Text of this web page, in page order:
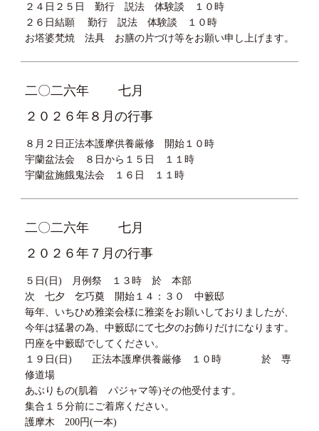
２４日２５日 勤行 説法 体験談 １０時
２６日結願 勤行 説法 体験談 １０時
お塔婆梵焼 法具 お膳の片づけ等をお願い申し上げます。
二〇二六年
七月
２０２６年８月の行事
８月２日正法本護摩供養厳修 開始１０時
宇蘭盆法会 ８日から１５日 １１時
宇蘭盆施餓鬼法会 １６日 １１時
二〇二六年
七月
２０２６年７月の行事
５日(日) 月例祭 １３時 於 本部
次 七夕 乞巧奠 開始１４：３０ 中籔邸
毎年、いちひめ雅楽会様に雅楽をお願いしておりましたが、
今年は猛暑の為、中籔邸にて七夕のお飾りだけになります。
円座を中籔邸でしてください。
１９日(日) 正法本護摩供養厳修 １０時 於 専
修道場
あぶりもの(肌着 パジャマ等)その他受付ます。
集合１５分前にご着席ください。
護摩木 200円(一本)